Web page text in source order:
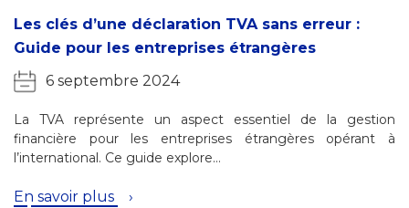
Les clés d’une déclaration TVA sans erreur :
Guide pour les entreprises étrangères
6 septembre 2024
La TVA représente un aspect essentiel de la gestion
financière pour les entreprises étrangères opérant à
l’international. Ce guide explore…
En savoir plus